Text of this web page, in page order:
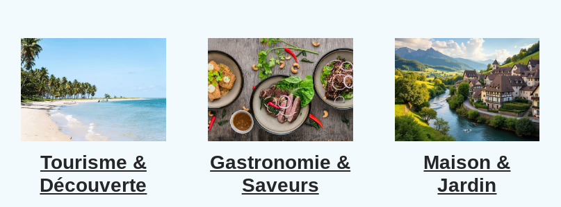
Tourisme &
Découverte
Gastronomie &
Saveurs
Maison &
Jardin